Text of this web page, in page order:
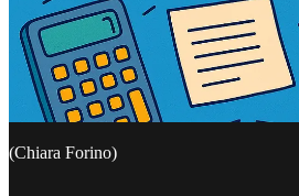
(Chiara Forino)